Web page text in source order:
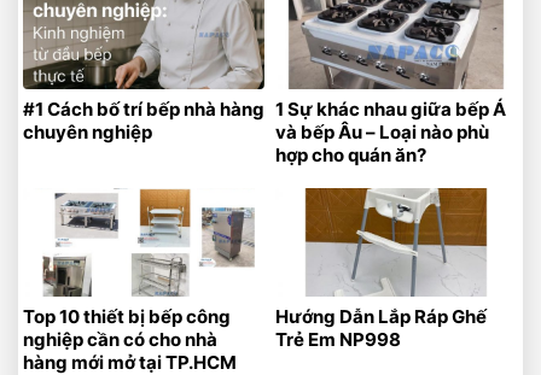
#1 Cách bố trí bếp nhà hàng
chuyên nghiệp
1 Sự khác nhau giữa bếp Á
và bếp Âu – Loại nào phù
hợp cho quán ăn?
Top 10 thiết bị bếp công
nghiệp cần có cho nhà
hàng mới mở tại TP.HCM
Hướng Dẫn Lắp Ráp Ghế
Trẻ Em NP998